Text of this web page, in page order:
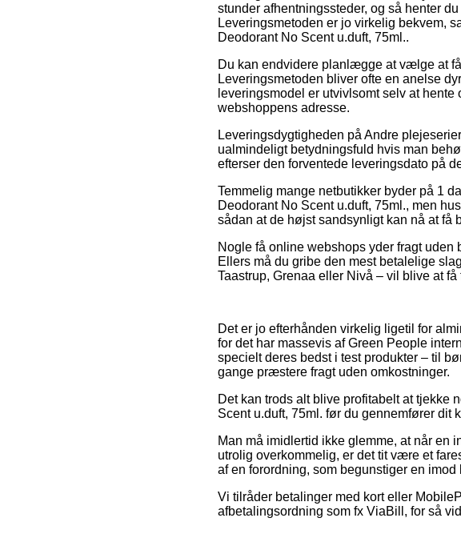
stunder afhentningssteder, og så henter
Leveringsmetoden er jo virkelig bekvem,
Deodorant No Scent u.duft, 75ml..
Du kan endvidere planlægge at vælge at
Leveringsmetoden bliver ofte en anelse
leveringsmodel er utvivlsomt selv at
webshoppens adresse.
Leveringsdygtigheden på Andre
ualmindeligt betydningsfuld hvis man
efterser den forventede leveringsdato på
Temmelig mange netbutikker byder på 1
Deodorant No Scent u.duft, 75ml., men
sådan at de højst sandsynligt kan nå at få
Nogle få online webshops yder fragt
Ellers må du gribe den mest betalelige
Taastrup, Grenaa eller Nivå – vil blive at
Det er jo efterhånden virkelig ligetil for
for det har massevis af Green People
specielt deres bedst i test produkter – til
gange præstere fragt uden omkostninger.
Det kan trods alt blive profitabelt at tjekke
Scent u.duft, 75ml. før du gennemfører dit
Man må imidlertid ikke glemme, at når en
utrolig overkommelig, er det tit være et
af en forordning, som begunstiger en
Vi tilråder betalinger med kort eller
afbetalingsordning som fx ViaBill, for så